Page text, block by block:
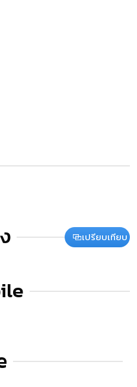
เปรียบเทียบ